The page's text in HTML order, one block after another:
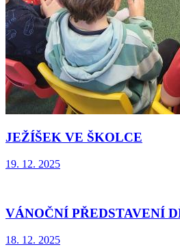
JEŽÍŠEK VE ŠKOLCE
19. 12. 2025
VÁNOČNÍ PŘEDSTAVENÍ
18. 12. 2025